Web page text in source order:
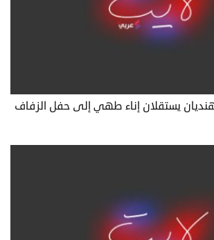
يستقلان إناء طهي إلى حفل الزفاف